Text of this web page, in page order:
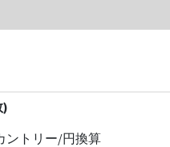
)
ントリー/円換算